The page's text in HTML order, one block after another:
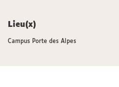
Lieu(x)
Campus Porte des Alpes